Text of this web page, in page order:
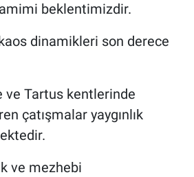
beklentimizdir.
dinamikleri son derece
ve Tartus kentlerinde
çatışmalar yaygınlık
ve mezhebi